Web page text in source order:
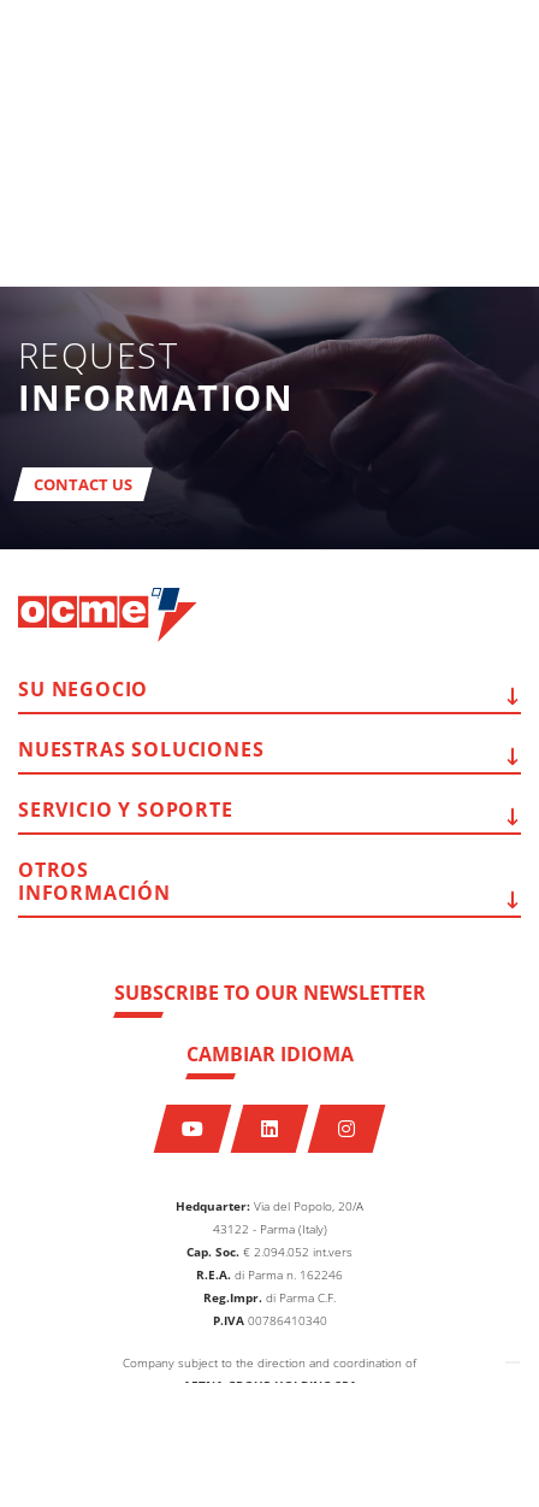
REQUEST
INFORMATION
CONTACT US
Hedquarter: Via del Popolo, 20/A
43122 - Parma (Italy)
Cap. Soc. € 2.094.052 int.vers
R.E.A. di Parma n. 162246
Reg.Impr. di Parma C.F.
P.IVA00786410340
Company subject to the direction and coordination of
AETNA GROUP HOLDING SPA
SUBSCRIBE TO OUR NEWSLETTER
CAMBIAR IDIOMA
SU NEGOCIO
NUESTRAS SOLUCIONES
SERVICIO Y SOPORTE
OTROS
INFORMACIÓN